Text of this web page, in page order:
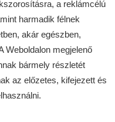
a reklámcélú
harmadik félnek
akár egészben,
Weboldalon megjelenő
bármely részletét
az előzetes, kifejezett és